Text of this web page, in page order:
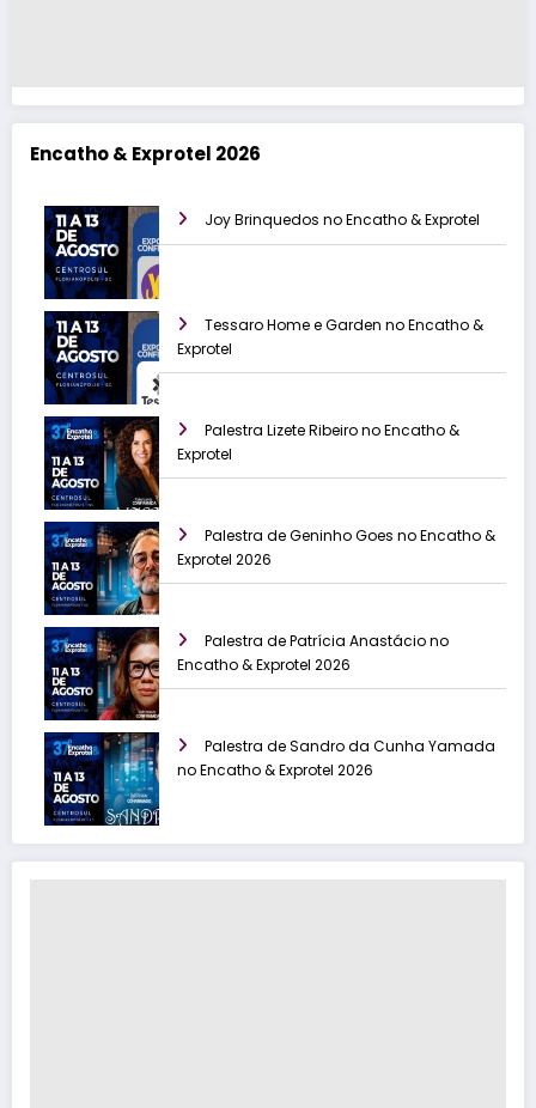
Encatho & Exprotel 2026
Joy Brinquedos no Encatho & Exprotel
Tessaro Home e Garden no Encatho &
Exprotel
Palestra Lizete Ribeiro no Encatho &
Exprotel
Palestra de Geninho Goes no Encatho &
Exprotel 2026
Palestra de Patrícia Anastácio no
Encatho & Exprotel 2026
Palestra de Sandro da Cunha Yamada
no Encatho & Exprotel 2026